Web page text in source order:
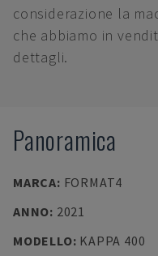
considerazione la
che abbiamo in
dettagli.
Panoramica
MARCA: FORMAT4
ANNO: 2021
MODELLO: KAPPA 400